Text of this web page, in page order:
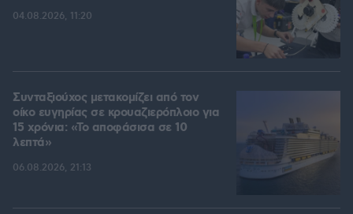
04.08.2026, 11:20
Συνταξιούχος μετακομίζει από τον
οίκο ευγηρίας σε κρουαζιερόπλοιο για
15 χρόνια: «Το αποφάσισα σε 10
λεπτά»
06.08.2026, 21:13